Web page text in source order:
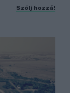
Szólj hozzá!